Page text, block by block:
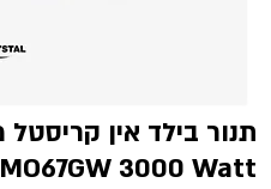
MO67GW 3000 Watt לבן